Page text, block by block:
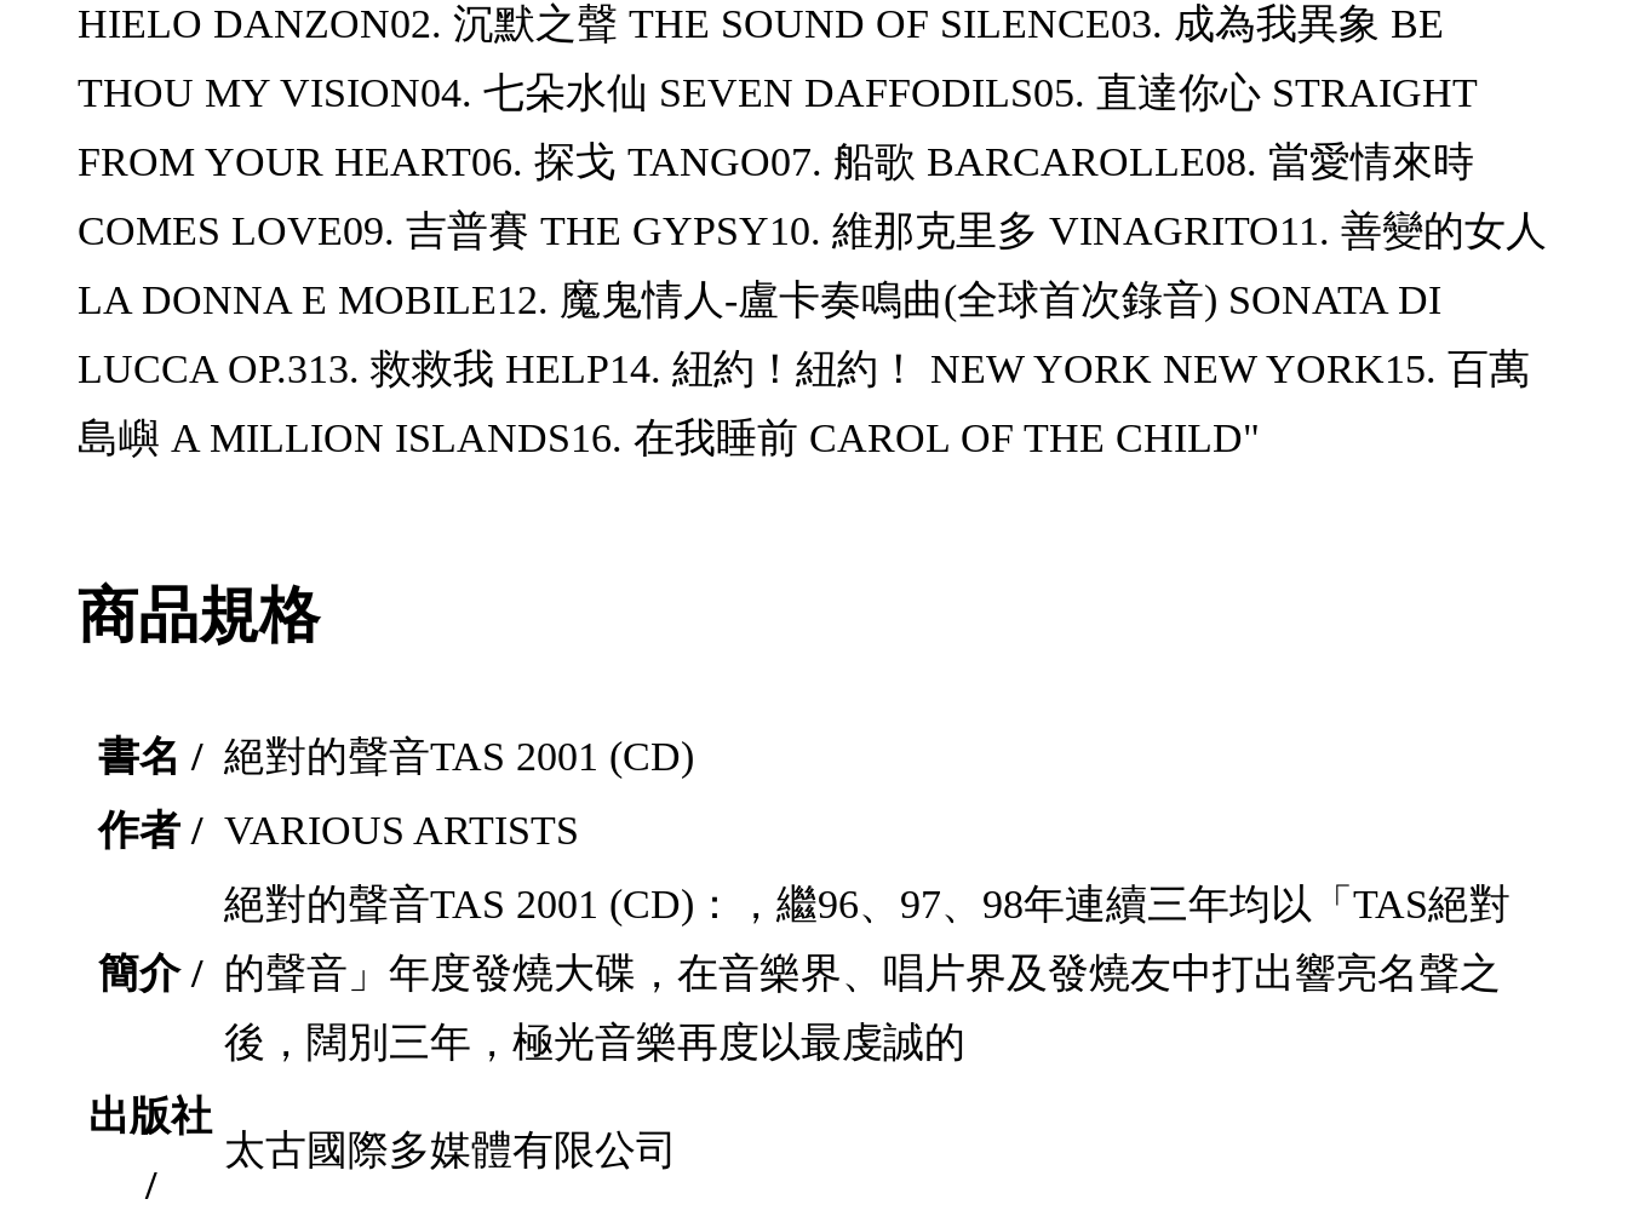
HIELO DANZON02. 沉默之聲 THE SOUND OF SILENCE03. 成為我異象 BE
THOU MY VISION04. 七朵水仙 SEVEN DAFFODILS05. 直達你心 STRAIGHT
FROM YOUR HEART06. 探戈 TANGO07. 船歌 BARCAROLLE08. 當愛情來時
COMES LOVE09. 吉普賽 THE GYPSY10. 維那克里多 VINAGRITO11. 善變的女人
LA DONNA E MOBILE12. 魔鬼情人-盧卡奏鳴曲(全球首次錄音) SONATA DI
LUCCA OP.313. 救救我 HELP14. 紐約！紐約！ NEW YORK NEW YORK15. 百萬
島嶼 A MILLION ISLANDS16. 在我睡前 CAROL OF THE CHILD"
商品規格
書名 / 絕對的聲音TAS 2001 (CD)
作者 / VARIOUS ARTISTS
簡介 /
絕對的聲音TAS 2001 (CD)：，繼96、97、98年連續三年均以「TAS絕對
的聲音」年度發燒大碟，在音樂界、唱片界及發燒友中打出響亮名聲之
後，闊別三年，極光音樂再度以最虔誠的
出版社
/
太古國際多媒體有限公司